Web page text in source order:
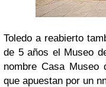
Toledo a reabierto
de 5 años el Museo
nombre Casa
que apuestan por un